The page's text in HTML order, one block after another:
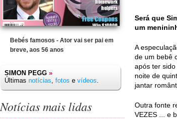
Bebés famosos - Ator vai ser pai em
breve, aos 56 anos
SIMON PEGG »
Últimas notícias, fotos e vídeos.
Notícias mais lidas
Será que
um
A
de um bebê
após ter
noite de
jantar
Outra fonte
VEZES ... e